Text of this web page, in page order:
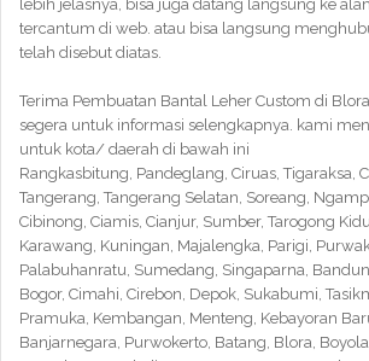
lebih jelasnya, bisa juga datang langsung ke
tercantum di web. atau bisa langsung
telah disebut diatas.
Terima Pembuatan Bantal Leher Custom di
segera untuk informasi selengkapnya. kami
untuk kota/ daerah di bawah ini
Rangkasbitung, Pandeglang, Ciruas, Tigaraksa,
Tangerang, Tangerang Selatan, Soreang,
Cibinong, Ciamis, Cianjur, Sumber, Tarogong
Karawang, Kuningan, Majalengka, Parigi,
Palabuhanratu, Sumedang, Singaparna,
Bogor, Cimahi, Cirebon, Depok, Sukabumi,
Pramuka, Kembangan, Menteng, Kebayoran
Banjarnegara, Purwokerto, Batang, Blora,